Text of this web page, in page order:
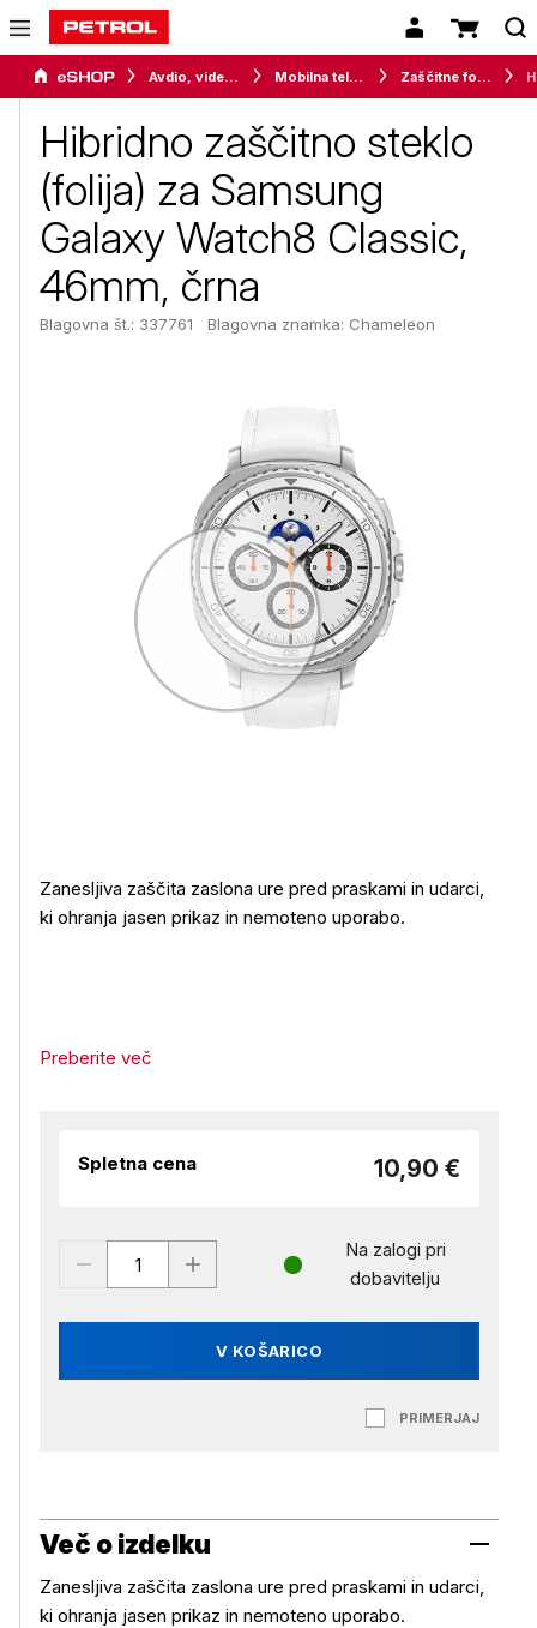
Avdio, video in telefonija Mobilna telefonija Zaščitne folije in stekla
Hibridno zaščitno steklo
(folija) za Samsung
Galaxy Watch8 Classic,
46mm, črna
Blagovna št.: 337761 Blagovna znamka: Chameleon
Zanesljiva zaščita zaslona ure pred praskami in udarci,
ki ohranja jasen prikaz in nemoteno uporabo.
Preberite več
Spletna cena 10,90 €
V KOŠARICO
Na zalogi pri
dobavitelju
PRIMERJAJ
Več o izdelku
Zanesljiva zaščita zaslona ure pred praskami in udarci,
ki ohranja jasen prikaz in nemoteno uporabo.